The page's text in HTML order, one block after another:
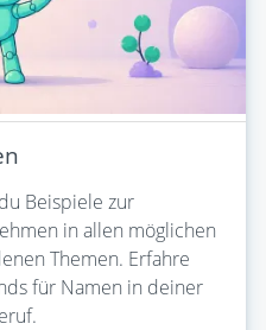
Beispiele zur
in allen möglichen
Themen. Erfahre
für Namen in deiner